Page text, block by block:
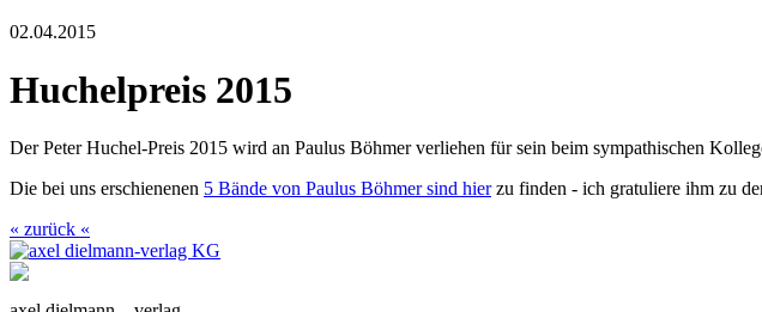
02.04.2015
Huchelpreis 2015
Der Peter Huchel-Preis 2015 wird an Paulus Böhmer verliehen für sein beim sympathischen
Die bei uns erschienenen 5 Bände von Paulus Böhmer sind hierzu finden - ich gratuliere ihm zu
« zurück «